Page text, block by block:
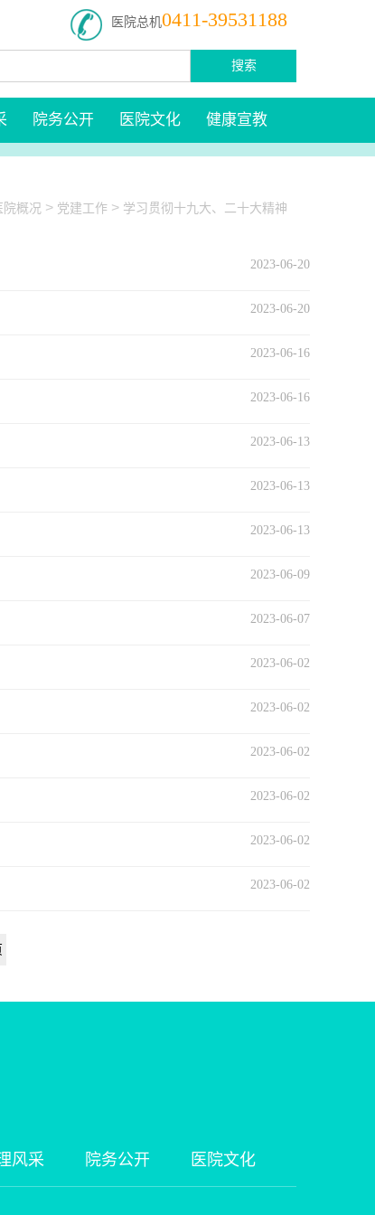
医院总机0411-39531188
搜索
院务公开 医院文化 健康宣教
院概况 > 党建工作 > 学习贯彻十九大、二十大精神
2023-06-20
2023-06-20
2023-06-16
2023-06-16
2023-06-13
2023-06-13
2023-06-13
2023-06-09
2023-06-07
2023-06-02
2023-06-02
2023-06-02
2023-06-02
2023-06-02
2023-06-02
风采 院务公开
医院文化